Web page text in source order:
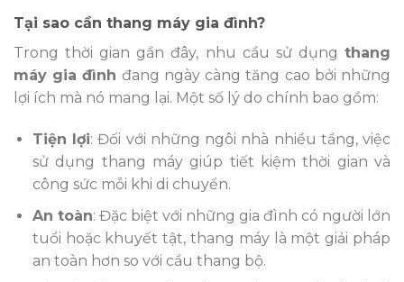
Tại sao cần thang máy gia đình?
Trong thời gian gần đây, nhu cầu sử dụng thang
máy gia đình đang ngày càng tăng cao bởi những
lợi ích mà nó mang lại. Một số lý do chính bao gồm:
Tiện lợi: Đối với những ngôi nhà nhiều tầng, việc
sử dụng thang máy giúp tiết kiệm thời gian và
công sức mỗi khi di chuyển.
An toàn: Đặc biệt với những gia đình có người lớn
tuổi hoặc khuyết tật, thang máy là một giải pháp
an toàn hơn so với cầu thang bộ.